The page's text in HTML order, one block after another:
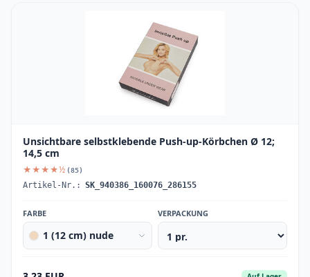
Unsichtbare selbstklebende Push-up-Körbchen Ø 12;
14,5 cm
★★★★½ (85)
Artikel-Nr.: SK_940386_160076_286155
FARBE
1 (12 cm) nude
VERPACKUNG